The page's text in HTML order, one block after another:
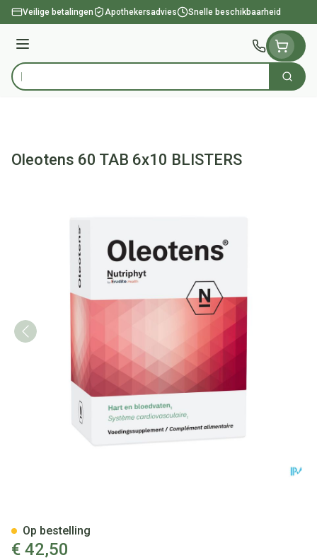
Ga naar de inhoud
Veilige betalingen Apothekersadvies Snelle beschikbaarheid
Menu
Product, merk, categorie... Zoek
Oleotens 60 TAB 6x10 BLISTERS
€ 42,50
Op bestelling